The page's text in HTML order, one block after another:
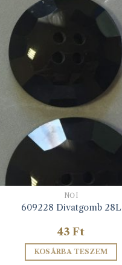
NŐI
609228 Divatgomb 28L
43 Ft
KOSÁRBA TESZEM